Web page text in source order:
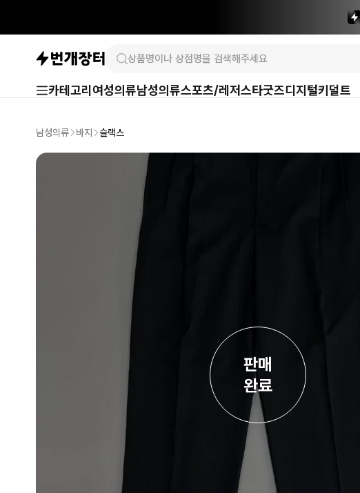
카테고리 여성의류남성의류스포츠/레저스타굿즈디지털키덜트
남성의류 바지 슬랙스
판매
완료